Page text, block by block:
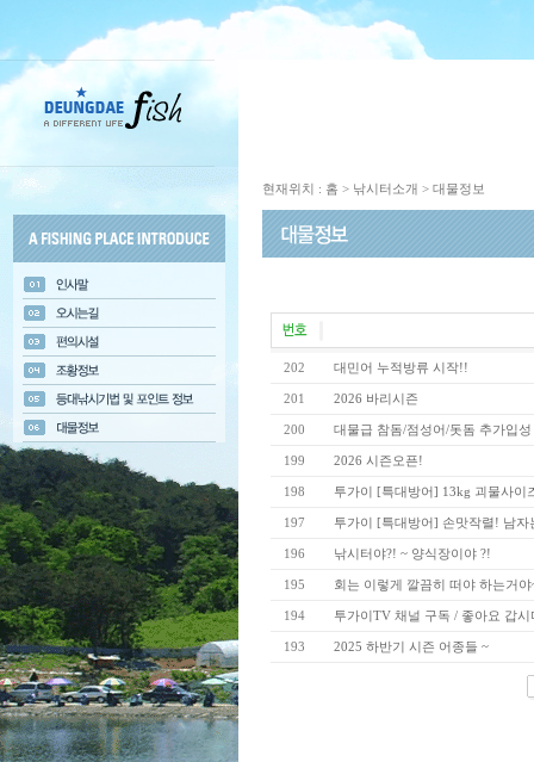
현재위치 : 홈 > 낚시터소개 > 대물정보
202 대민어 누적방류 시작!!
201 2026 바리시즌
200 대물급 참돔/점성어/돗돔 추가입
199 2026 시즌오픈!
198 투가이 [특대방어] 13kg 괴물사이
197 투가이 [특대방어] 손맛작렬! 남자
196 낚시터야?! ~ 양식장이야 ?!
195 회는 이렇게 깔끔히 떠야 하는거야
194 투가이TV 채널 구독 / 좋아요 갑시
193 2025 하반기 시즌 어종들 ~